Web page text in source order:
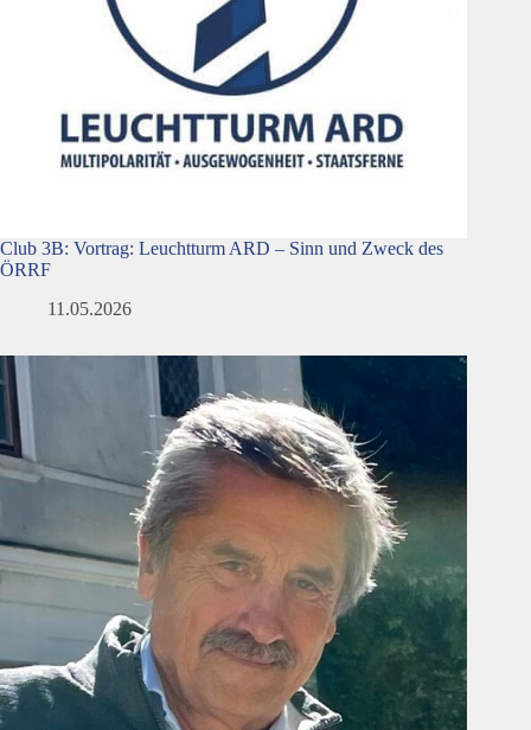
Club 3B: Vortrag: Leuchtturm ARD – Sinn und Zweck des
ÖRRF
11.05.2026